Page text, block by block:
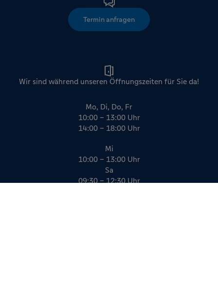
Termin anfragen
Wir sind während unseren Öffnungszeiten für Sie da!
Mo, Di, Do, Fr
10:00 – 13:00 Uhr
14:00 – 18:00 Uhr
Mi
10:00 – 13:00 Uhr
Sa
09:30 – 12:30 Uhr